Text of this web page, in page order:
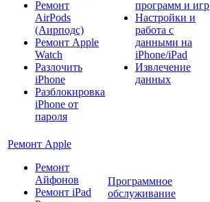
Ремонт
AirPods
(Аирподс)
Ремонт Apple
Watch
Разлочить
iPhone
Разблокировка
iPhone от
пароля
программ и игр
Настройки и
работа с
данными на
iPhone/iPad
Извлечение
данных
Ремонт Apple
Ремонт
Айфонов
Ремонт iPad
Программное
обслуживание